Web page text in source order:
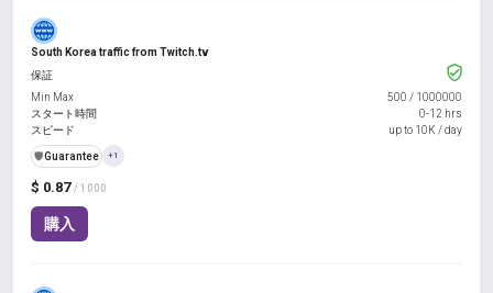
South Korea traffic from Twitch.tv
$ 0.87 / 1000
購入
保証
Min Max
500 / 1000000
スタート時間
0-12 hrs
スピード
up to 10K / day
️🛡️Guarantee +1